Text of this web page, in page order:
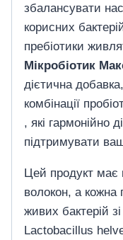
збалансувати
корисних
пребіотики
Мікробіотик
дієтична
комбінації
, які гармонійно
підтримувати
Цей продукт має
волокон, а кожна
живих бактерій
Lactobacillus